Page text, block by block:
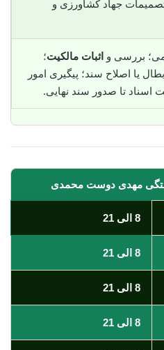
جهاد کشاورزی و
بررسی و اثبات مالکیت؛
یا اصلاح سند؛ پیگیری امور
اسناد تا صدور سند نهایی.
مهدی دوست محمدی
8 الی 21
8 الی 21
8 الی 21
8 الی 21